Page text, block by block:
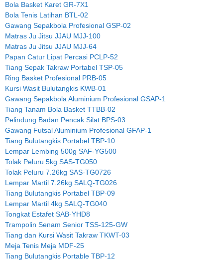
Bola Basket Karet GR-7X1
Bola Tenis Latihan BTL-02
Gawang Sepakbola Profesional GSP-02
Matras Ju Jitsu JJAU MJJ-100
Matras Ju Jitsu JJAU MJJ-64
Papan Catur Lipat Percasi PCLP-52
Tiang Sepak Takraw Portabel TSP-05
Ring Basket Profesional PRB-05
Kursi Wasit Bulutangkis KWB-01
Gawang Sepakbola Aluminium Profesional GSAP-1
Tiang Tanam Bola Basket TTBB-02
Pelindung Badan Pencak Silat BPS-03
Gawang Futsal Aluminium Profesional GFAP-1
Tiang Bulutangkis Portabel TBP-10
Lempar Lembing 500g SAF-YG500
Tolak Peluru 5kg SAS-TG050
Tolak Peluru 7.26kg SAS-TG0726
Lempar Martil 7.26kg SALQ-TG026
Tiang Bulutangkis Portabel TBP-09
Lempar Martil 4kg SALQ-TG040
Tongkat Estafet SAB-YHD8
Trampolin Senam Senior TSS-125-GW
Tiang dan Kursi Wasit Takraw TKWT-03
Meja Tenis Meja MDF-25
Tiang Bulutangkis Portable TBP-12